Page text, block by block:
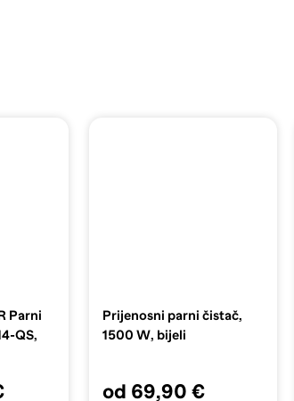
Parni
QS,
Prijenosni parni čistač,
1500 W, bijeli
od 69,90 €